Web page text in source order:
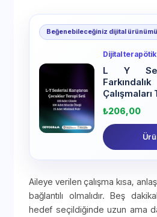
Beğenebileceğiniz dijital
Dijital
L Y
Çalışmaları
₺206,00
Aileye verilen çalışma kısa,
bağlantılı olmalıdır. Beş
hedef seçildiğinde uzun ama